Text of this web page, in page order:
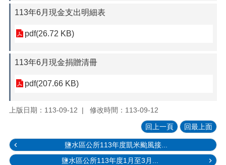
113年6月現金支出明細表
pdf(26.72 KB)
113年6月現金捐贈清冊
pdf(207.66 KB)
上版日期：113-09-12 修改時間：113-09-12
回上一頁 回最上面
鹽水區公所113年度凱米颱風接...
鹽水區公所113年度1月至3月...